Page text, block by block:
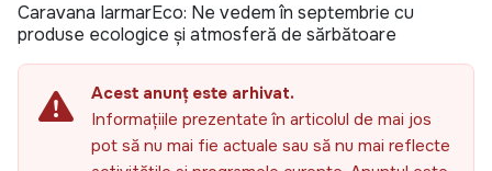
Caravana IarmarEco: Ne vedem în septembrie cu
produse ecologice și atmosferă de sărbătoare
Acest anunț este arhivat.
Informațiile prezentate în articolul de mai jos
pot să nu mai fie actuale sau să nu mai reflecte